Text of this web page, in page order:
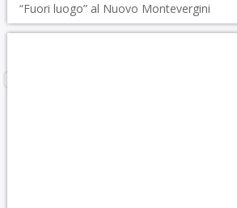
“Fuori luogo” al Nuovo Montevergini